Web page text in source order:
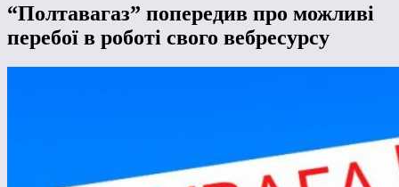
“Полтавагаз” попередив про можливі
перебої в роботі свого вебресурсу